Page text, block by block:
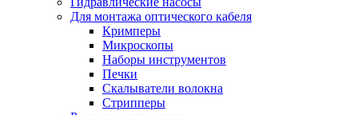
Для монтажа оптического кабеля
Кримперы
Микроскопы
Наборы инструментов
Печки
Скалыватели волокна
Стрипперы